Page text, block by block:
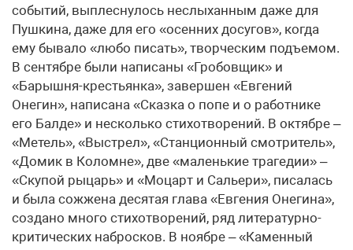
событий, выплеснулось неслыханным даже для
Пушкина, даже для его «осенних досугов», когда
ему бывало «любо писать», творческим подъемом.
В сентябре были написаны «Гробовщик» и
«Барышня-крестьянка», завершен «Евгений
Онегин», написана «Сказка о попе и о работнике
его Балде» и несколько стихотворений. В октябре –
«Метель», «Выстрел», «Станционный смотритель»,
«Домик в Коломне», две «маленькие трагедии» –
«Скупой рыцарь» и «Моцарт и Сальери», писалась
и была сожжена десятая глава «Евгения Онегина»,
создано много стихотворений, ряд литературно-
критических набросков. В ноябре – «Каменный